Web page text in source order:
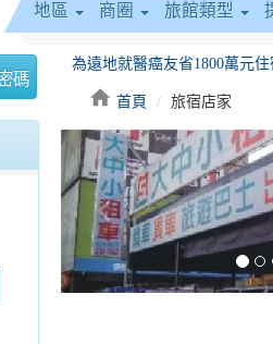
地區 商圈 旅館類型
碼
home 首頁 旅宿店家
keyboard_arrow_left